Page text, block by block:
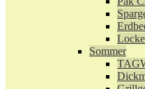
Sommer